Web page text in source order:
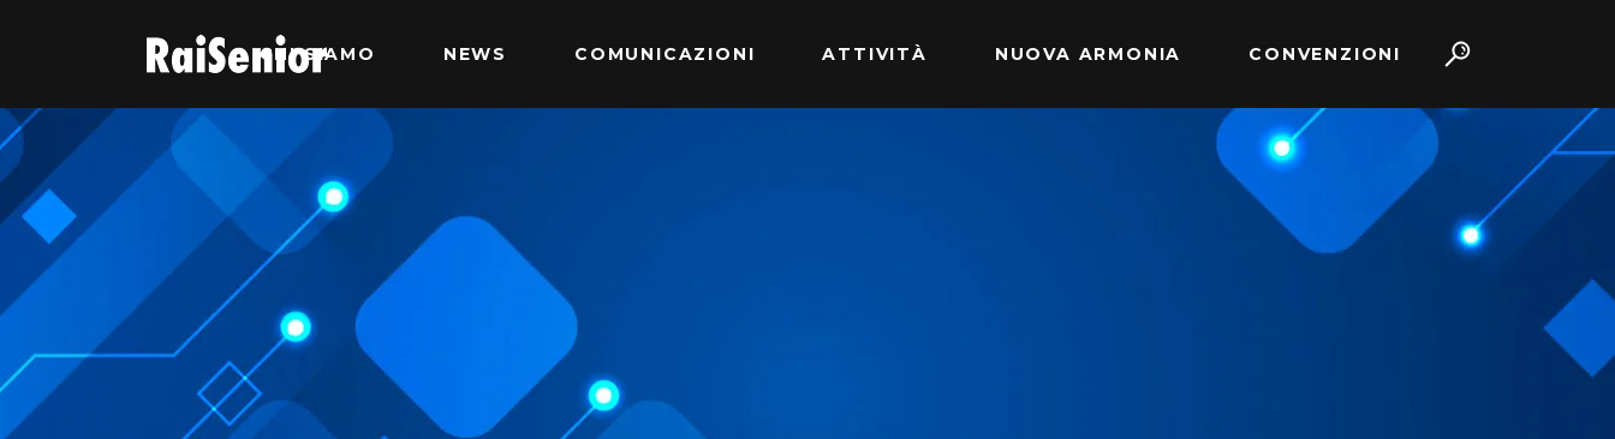
CHI SIAMO NEWS COMUNICAZIONI ATTIVITÀ NUOVA ARMONIA CONVENZIONI